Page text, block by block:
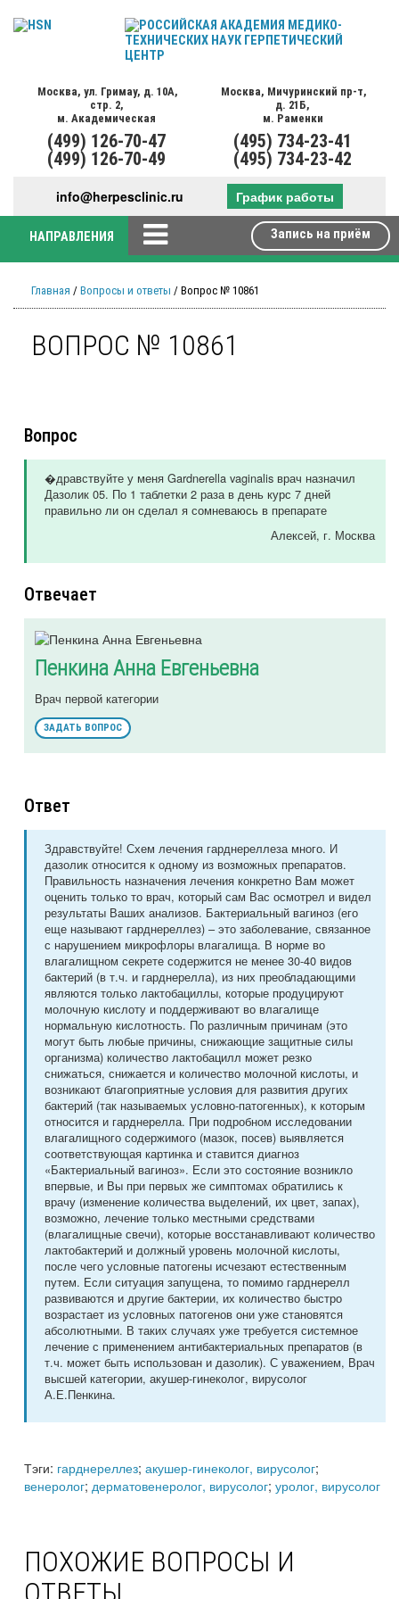
Москва, ул. Гримау, д. 10А,
стр. 2,
м. Академическая
(499) 126-70-47
(499) 126-70-49
Москва, Мичуринский пр-т,
д. 21Б,
м. Раменки
(495) 734-23-41
(495) 734-23-42
info@herpesclinic.ru График работы
НАПРАВЛЕНИЯ Запись на приём
Главная / Вопросы и ответы / Вопрос № 10861
ВОПРОС № 10861
Вопрос
�дравствуйте у меня Gardnerella vaginalis врач назначил
Дазолик 05. По 1 таблетки 2 раза в день курс 7 дней
правильно ли он сделал я сомневаюсь в препарате
Алексей, г. Москва
Отвечает
Пенкина Анна Евгеньевна
Врач первой категории
ЗАДАТЬ ВОПРОС
Ответ
Здравствуйте! Схем лечения гарднереллеза много. И
дазолик относится к одному из возможных препаратов.
Правильность назначения лечения конкретно Вам может
оценить только то врач, который сам Вас осмотрел и видел
результаты Ваших анализов. Бактериальный вагиноз (его
еще называют гарднереллез) – это заболевание, связанное
с нарушением микрофлоры влагалища. В норме во
влагалищном секрете содержится не менее 30-40 видов
бактерий (в т.ч. и гарднерелла), из них преобладающими
являются только лактобациллы, которые продуцируют
молочную кислоту и поддерживают во влагалище
нормальную кислотность. По различным причинам (это
могут быть любые причины, снижающие защитные силы
организма) количество лактобацилл может резко
снижаться, снижается и количество молочной кислоты, и
возникают благоприятные условия для развития других
бактерий (так называемых условно-патогенных), к которым
относится и гарднерелла. При подробном исследовании
влагалищного содержимого (мазок, посев) выявляется
соответствующая картинка и ставится диагноз
«Бактериальный вагиноз». Если это состояние возникло
впервые, и Вы при первых же симптомах обратились к
врачу (изменение количества выделений, их цвет, запах),
возможно, лечение только местными средствами
(влагалищные свечи), которые восстанавливают количество
лактобактерий и должный уровень молочной кислоты,
после чего условные патогены исчезают естественным
путем. Если ситуация запущена, то помимо гарднерелл
развиваются и другие бактерии, их количество быстро
возрастает из условных патогенов они уже становятся
абсолютными. В таких случаях уже требуется системное
лечение с применением антибактериальных препаратов (в
т.ч. может быть использован и дазолик). С уважением, Врач
высшей категории, акушер-гинеколог, вирусолог
А.Е.Пенкина.
Тэги: гарднереллез; акушер-гинеколог, вирусолог;
венеролог; дерматовенеролог, вирусолог; уролог, вирусолог
ПОХОЖИЕ ВОПРОСЫ И